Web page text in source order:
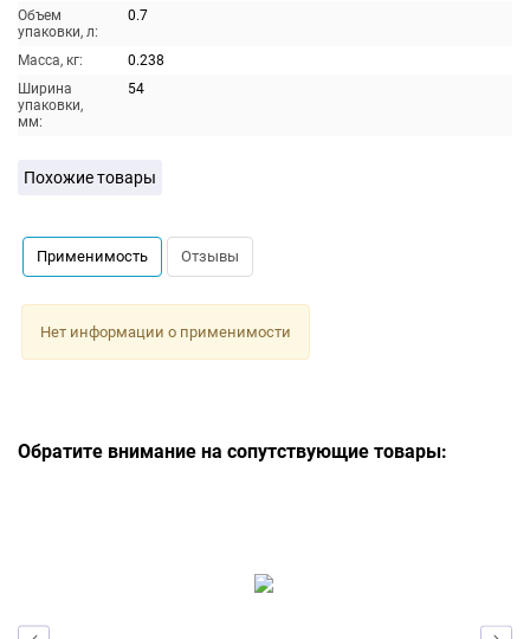
Объем
упаковки, л:
0.7
Масса, кг:
0.238
Ширина
упаковки,
мм:
54
Похожие товары
Применимость Отзывы
Нет информации о применимости
Обратите внимание на сопутствующие товары: